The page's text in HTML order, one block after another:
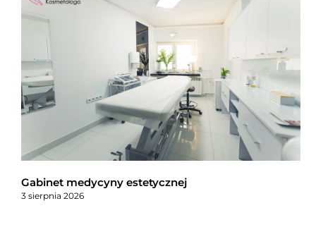
Gabinet medycyny estetycznej
3 sierpnia 2026